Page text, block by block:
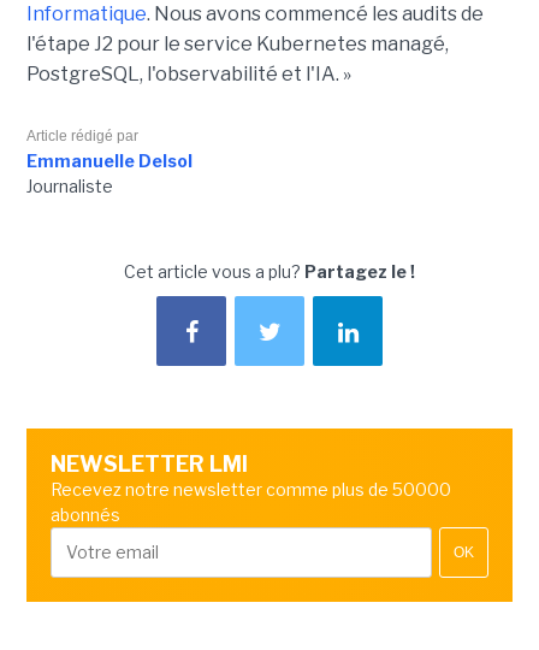
Informatique. Nous avons commencé les audits de
l'étape J2 pour le service Kubernetes managé,
PostgreSQL, l'observabilité et l'IA. »
Article rédigé par
Emmanuelle Delsol
Journaliste
Cet article vous a plu? Partagez le !
NEWSLETTER LMI
Recevez notre newsletter comme plus de 50000
abonnés
OK